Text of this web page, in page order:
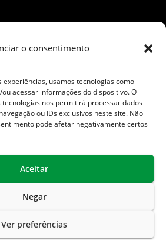
o consentimento
usamos tecnologias como
acessar informações do dispositivo. O
nos permitirá processar dados
ou IDs exclusivos neste site. Não
pode afetar negativamente certos
Aceitar
Negar
Ver preferências
Instagram
TikTokYoutube
E-
mail
registrada internacionalmente da We
Communication.